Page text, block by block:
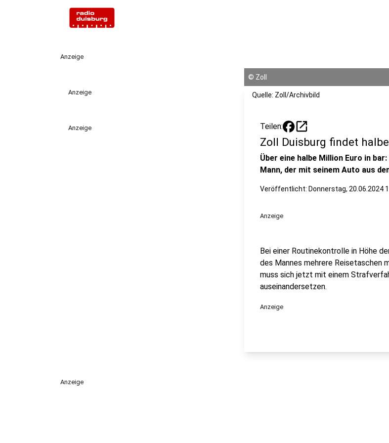
Anzeige
Anzeige
Anzeige
© Zoll
Quelle: Zoll/Archivbild
Teilen: open_in_new
Zoll Duisburg findet
Über eine halbe Million Euro in
Mann, der mit seinem Auto aus
Veröffentlicht: Donnerstag, 20.06.2024
Anzeige
Bei einer Routinekontrolle in Höhe
des Mannes mehrere Reisetaschen
muss sich jetzt mit einem
auseinandersetzen.
Anzeige
Anzeige